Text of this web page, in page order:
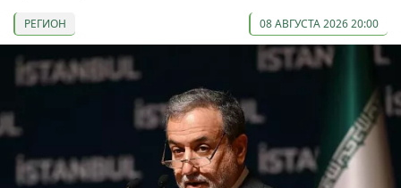
РЕГИОН 08 АВГУСТА 2026 20:00